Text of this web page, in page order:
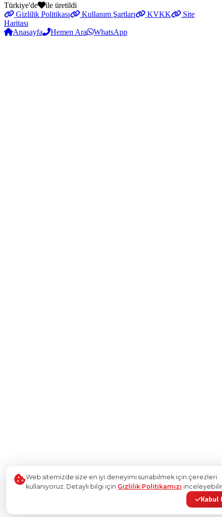
Türkiye'de
ile üretildi
Gizlilik Politikası
Kullanım Şartları KVKK
Site
Haritası
Anasayfa
Hemen Ara WhatsApp
Web sitemizde size en iyi deneyimi sunabilmek için çerezleri
kullanıyoruz. Detaylı bilgi için Gizlilik Politikamızı
Kabul